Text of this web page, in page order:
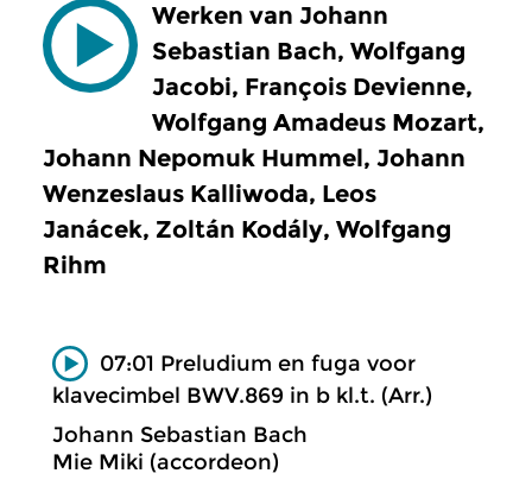
Werken van Johann
Sebastian Bach, Wolfgang
Jacobi, François Devienne,
Wolfgang Amadeus Mozart,
Johann Nepomuk Hummel, Johann
Wenzeslaus Kalliwoda, Leos
Janácek, Zoltán Kodály, Wolfgang
Rihm
07:01 Preludium en fuga voor
klavecimbel BWV.869 in b kl.t. (Arr.)
Johann Sebastian Bach
Mie Miki (accordeon)